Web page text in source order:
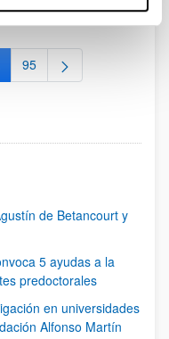
intermedias Use TAB
Página
95
de Betancourt y
5 ayudas a la
predoctorales
en universidades
Alfonso Martín